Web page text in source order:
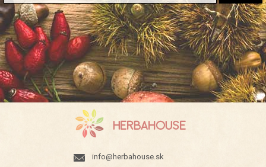
info@herbahouse.sk